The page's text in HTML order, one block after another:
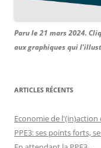
Paru le 21 mars 2024.
aux graphiques qui
ARTICLES RÉCENTS
Economie de
PPE3: ses points forts,